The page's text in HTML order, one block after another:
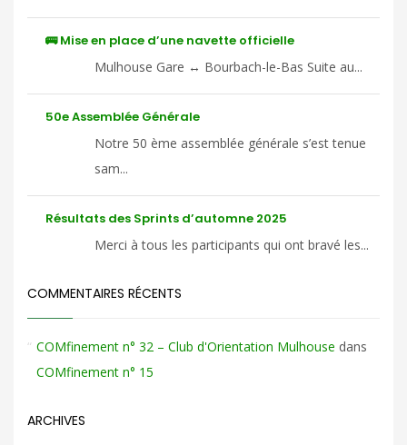
🚌 Mise en place d’une navette officielle
Mulhouse Gare ↔ Bourbach-le-Bas Suite au...
50e Assemblée Générale
Notre 50 ème assemblée générale s’est tenue
sam...
Résultats des Sprints d’automne 2025
Merci à tous les participants qui ont bravé les...
COMMENTAIRES RÉCENTS
COMfinement n° 32 – Club d'Orientation Mulhouse dans
COMfinement n° 15
ARCHIVES